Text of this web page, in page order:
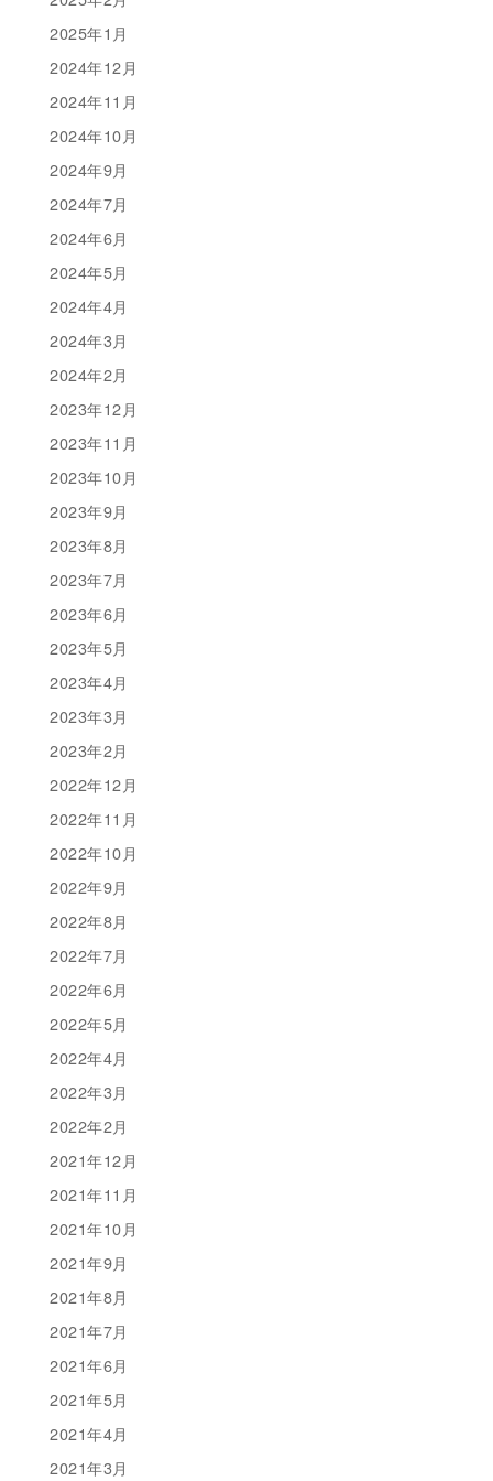
2025年1月
2024年12月
2024年11月
2024年10月
2024年9月
2024年7月
2024年6月
2024年5月
2024年4月
2024年3月
2024年2月
2023年12月
2023年11月
2023年10月
2023年9月
2023年8月
2023年7月
2023年6月
2023年5月
2023年4月
2023年3月
2023年2月
2022年12月
2022年11月
2022年10月
2022年9月
2022年8月
2022年7月
2022年6月
2022年5月
2022年4月
2022年3月
2022年2月
2021年12月
2021年11月
2021年10月
2021年9月
2021年8月
2021年7月
2021年6月
2021年5月
2021年4月
2021年3月